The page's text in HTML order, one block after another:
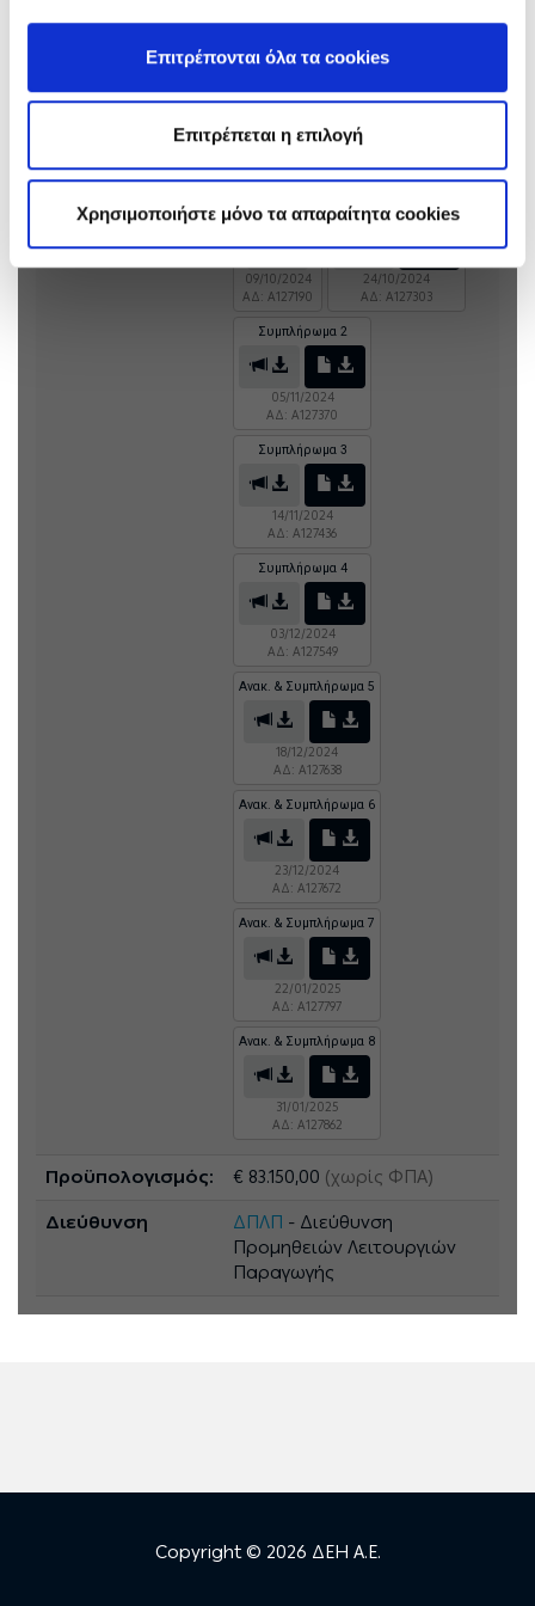
Επιτρέπονται όλα τα cookies
Επιτρέπεται η επιλογή
Χρησιμοποιήστε μόνο τα απαραίτητα cookies
Αθερινολάκκου, Σορωνής,
Κατταβιάς
Ανακοινώσεις &
Αρχική Ανακ.
09/10/2024
ΑΔ: A127190
Συμπλήρωμα 1
24/10/2024
ΑΔ: A127303
Συμπλήρωμα 2
05/11/2024
ΑΔ: A127370
Συμπλήρωμα 3
14/11/2024
ΑΔ: A127436
Συμπλήρωμα 4
03/12/2024
ΑΔ: A127549
Ανακ. & Συμπλήρωμα 5
18/12/2024
ΑΔ: A127638
Ανακ. & Συμπλήρωμα 6
23/12/2024
ΑΔ: A127672
Ανακ. & Συμπλήρωμα 7
22/01/2025
ΑΔ: A127797
Ανακ. & Συμπλήρωμα 8
31/01/2025
ΑΔ: A127862
Προϋπολογισμός: € 83.150,00 (χωρίς ΦΠΑ)
Διεύθυνση ΔΠΛΠ - Διεύθυνση
Προμηθειών Λειτουργιών
Παραγωγής
Copyright © 2026 ΔΕΗ Α.Ε.